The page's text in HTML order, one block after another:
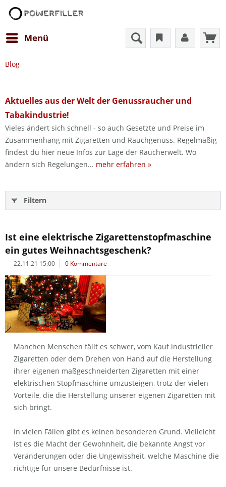
Menü
Blog
Aktuelles aus der Welt der Genussraucher und
Tabakindustrie!
Vieles ändert sich schnell - so auch Gesetzte und Preise im
Zusammenhang mit Zigaretten und Rauchgenuss. Regelmäßig
findest du hier neue Infos zur Lage der Raucherwelt. Wo
ändern sich Regelungen... mehr erfahren »
Filtern
Ist eine elektrische Zigarettenstopfmaschine
ein gutes Weihnachtsgeschenk?
22.11.21 15:00 0 Kommentare
Manchen Menschen fällt es schwer, vom Kauf industrieller
Zigaretten oder dem Drehen von Hand auf die Herstellung
ihrer eigenen maßgeschneiderten Zigaretten mit einer
elektrischen Stopfmaschine umzusteigen, trotz der vielen
Vorteile, die die Herstellung unserer eigenen Zigaretten mit
sich bringt.
In vielen Fällen gibt es keinen besonderen Grund. Vielleicht
ist es die Macht der Gewohnheit, die bekannte Angst vor
Veränderungen oder die Ungewissheit, welche Maschine die
richtige für unsere Bedürfnisse ist.